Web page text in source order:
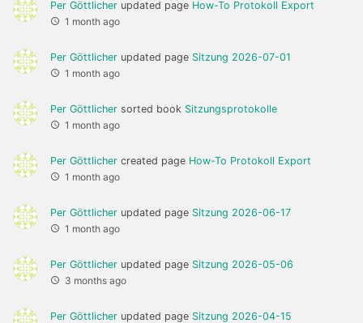
Per Göttlicher updated page How-To Protokoll Export
1 month ago
Per Göttlicher updated page Sitzung 2026-07-01
1 month ago
Per Göttlicher sorted book Sitzungsprotokolle
1 month ago
Per Göttlicher created page How-To Protokoll Export
1 month ago
Per Göttlicher updated page Sitzung 2026-06-17
1 month ago
Per Göttlicher updated page Sitzung 2026-05-06
3 months ago
Per Göttlicher updated page Sitzung 2026-04-15